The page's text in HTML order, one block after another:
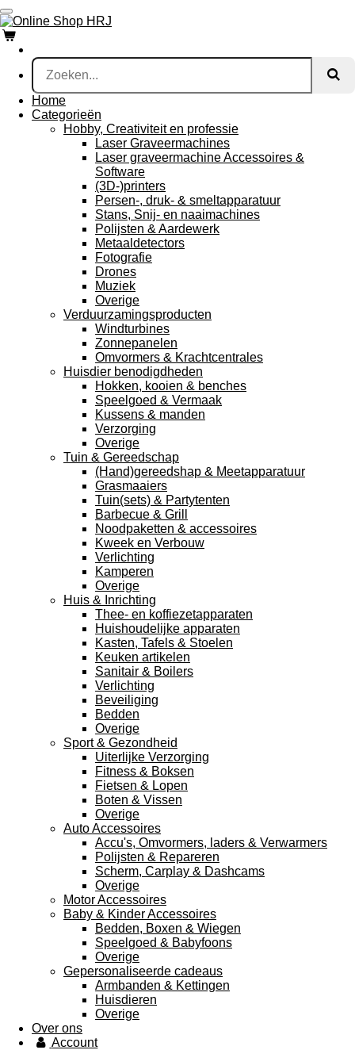
Ga
direct
naar
de
hoofdinhoud
Home
Categorieën
Hobby, Creativiteit en professie
Laser Graveermachines
Laser graveermachine Accessoires &
Software
(3D-)printers
Persen-, druk- & smeltapparatuur
Stans, Snij- en naaimachines
Polijsten & Aardewerk
Metaaldetectors
Fotografie
Drones
Muziek
Overige
Verduurzamingsproducten
Windturbines
Zonnepanelen
Omvormers & Krachtcentrales
Huisdier benodigdheden
Hokken, kooien & benches
Speelgoed & Vermaak
Kussens & manden
Verzorging
Overige
Tuin & Gereedschap
(Hand)gereedshap & Meetapparatuur
Grasmaaiers
Tuin(sets) & Partytenten
Barbecue & Grill
Noodpaketten & accessoires
Kweek en Verbouw
Verlichting
Kamperen
Overige
Huis & Inrichting
Thee- en koffiezetapparaten
Huishoudelijke apparaten
Kasten, Tafels & Stoelen
Keuken artikelen
Sanitair & Boilers
Verlichting
Beveiliging
Bedden
Overige
Sport & Gezondheid
Uiterlijke Verzorging
Fitness & Boksen
Fietsen & Lopen
Boten & Vissen
Overige
Auto Accessoires
Accu's, Omvormers, laders & Verwarmers
Polijsten & Repareren
Scherm, Carplay & Dashcams
Overige
Motor Accessoires
Baby & Kinder Accessoires
Bedden, Boxen & Wiegen
Speelgoed & Babyfoons
Overige
Gepersonaliseerde cadeaus
Armbanden & Kettingen
Huisdieren
Overige
Over ons
Account